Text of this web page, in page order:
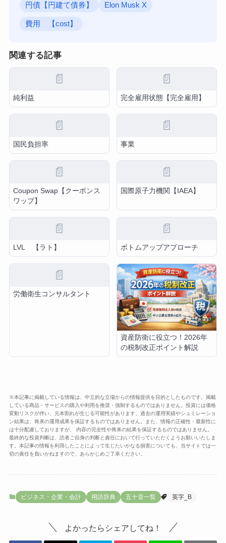
円債【円建て債券】 Elon Musk X
費用 【cost】
関連する記事
📄
純利益
📄
完全雇用状態【完全雇用】
📄
国民負担率
📄
事業
📄
Coupon Swap【クーポンス
ワップ】
📄
国際原子力機関【IAEA】
📄
LVL 【ラト】
📄
ボトムアップアプローチ
📄
労働衛生コンサルタント
資産防衛に役立つ！2026年
の税制改正ポイント解説
※本記事に掲載している情報は、中立的な立場からの情報提供を目的としたものです。掲載
している商品・サービスの購入や利用を推奨・強制するものではありません。投資には価格
変動リスクが伴い、元本割れが生じる可能性があります。過去の運用実績やシュミレーショ
ン結果は、将来の運用成果を保証するものではありません。また、情報の正確性・最新性に
は十分配慮しておりますが、 内容の完全性や将来の結果を保証するものではありません。
最終的な投資判断は、読者ご自身の判断と責任において行っていただくようお願いいたしま
す。本記事の情報を利用したことによって生じたいかなる損害についても、当サイトでは一
切の責任を負いかねますので、あらかじめご了承ください。
ビジネス・企業・会計 用語辞典 五十音一覧 英字_B
よかったらシェアしてね！